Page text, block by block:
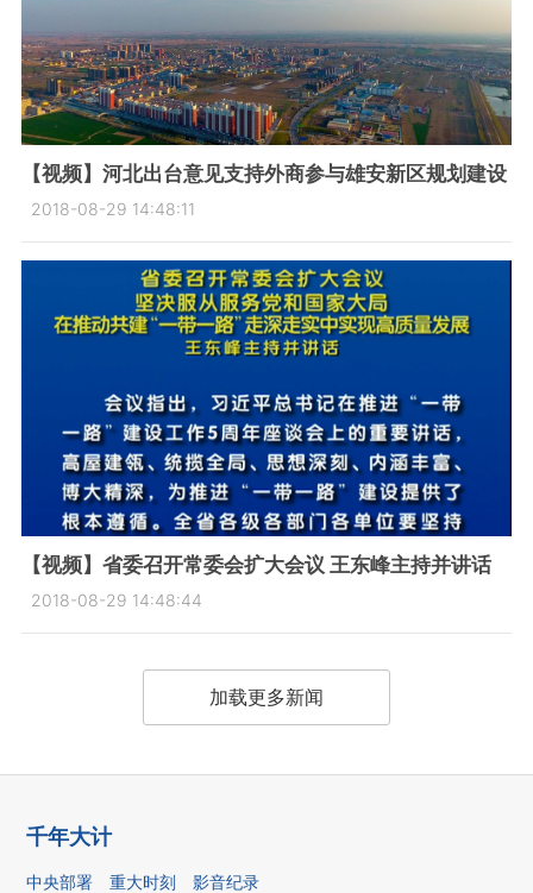
【视频】河北出台意见支持外商参与雄安新区规划建设
2018-08-29 14:48:11
【视频】省委召开常委会扩大会议 王东峰主持并讲话
2018-08-29 14:48:44
加载更多新闻
千年大计
中央部署 重大时刻 影音纪录